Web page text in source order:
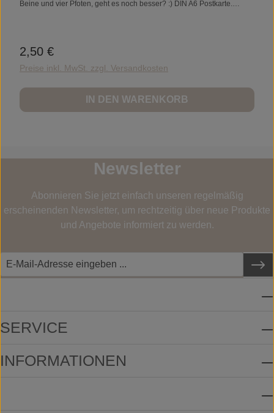
Beine und vier Pfoten, geht es noch besser? :) DIN A6 Postkarte.
schädlichen Substanzen enthält. Die Materialien entsprechen den
Regulärer Preis:
2,50 €
Preise inkl. MwSt. zzgl. Versandkosten
IN DEN WARENKORB
Newsletter
Abonnieren Sie jetzt einfach unseren regelmäßig
erscheinenden Newsletter, um rechtzeitig über neue Produkte
und Angebote informiert zu werden.
SERVICE
INFORMATIONEN